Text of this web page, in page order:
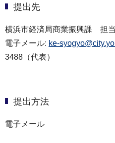
提出先
横浜市経済局商業振興課 担
電子メール: ke-
3488（代表）
提出方法
電子メール